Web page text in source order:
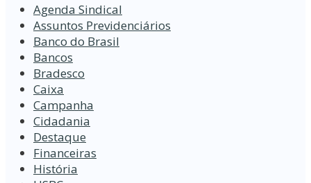
Agenda Sindical
Assuntos Previdenciários
Banco do Brasil
Bancos
Bradesco
Caixa
Campanha
Cidadania
Destaque
Financeiras
História